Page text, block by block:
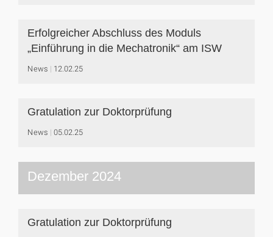
Erfolgreicher Abschluss des Moduls
„Einführung in die Mechatronik“ am ISW
News 12.02.25
Gratulation zur Doktorprüfung
News 05.02.25
Dezember 2024
Gratulation zur Doktorprüfung